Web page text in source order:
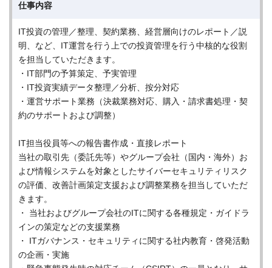
仕事内容
IT投資の管理／整理、契約業務、経営層向けのレポート／説
明、など、IT運営を行う上での投資管理を行う中核的な役割
を担当していただきます。
・IT部門の予算策定、予実管理
・IT投資実績データ整理／分析、按分対応
・運営サポート業務（決裁業務対応、購入・請求書処理・契
約のサポートおよび調整）
IT担当役員等への報告書作成・直接レポート
当社の取引先（委託先等）やグループ会社（国内・海外）お
よび情報システムを対象としたサイバーセキュリティリスク
の評価、改善計画策定支援および調整業務を担当していただ
きます。
・ 当社およびグループ会社のITに関する各種規定・ガイドラ
インの策定などの支援業務
・ ITガバナンス・セキュリティに関する社内教育・啓発活動
の企画・実施